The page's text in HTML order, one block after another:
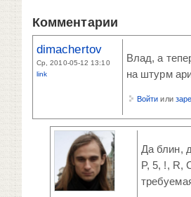
Комментарии
dimachertov
Ср, 2010-05-12 13:10
link
Влад, а
на штурм
Войти или
Да блин,
P, 5, !, R,